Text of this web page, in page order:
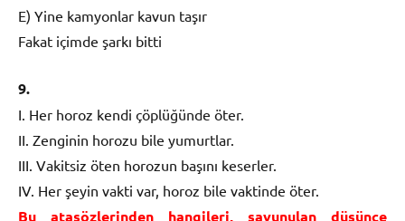
E) Yine kamyonlar kavun taşır
Fakat içimde şarkı bitti
9.
I. Her horoz kendi çöplüğünde öter.
II. Zenginin horozu bile yumurtlar.
III. Vakitsiz öten horozun başını keserler.
IV. Her şeyin vakti var, horoz bile vaktinde öter.
Bu atasözlerinden hangileri, savunulan düşünce